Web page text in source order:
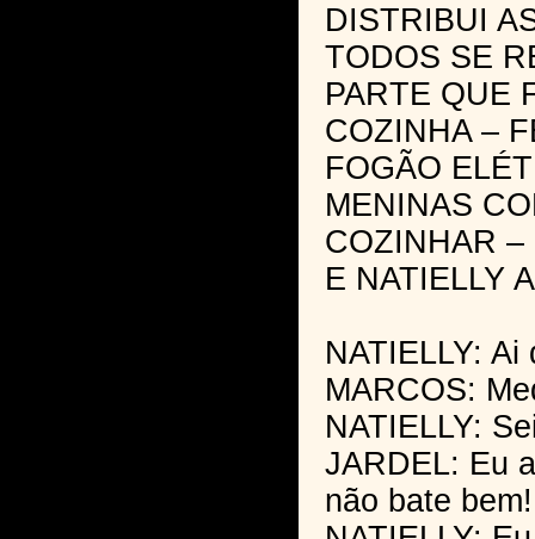
DISTRIBUI
TODOS SE
PARTE QUE
COZINHA –
FOGÃO
MENINAS
COZINHAR –
E NATIELLY
NATIELLY: Ai
MARCOS:
NATIELLY:
JARDEL: Eu
não bate bem!